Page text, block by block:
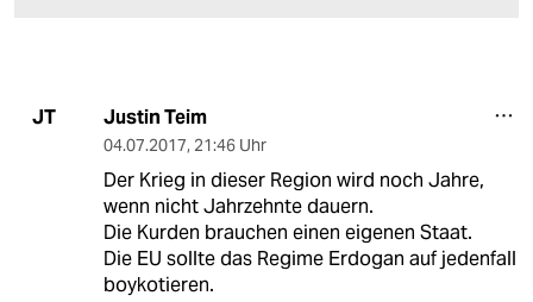
JT Justin Teim
04.07.2017, 21:46 Uhr
Der Krieg in dieser Region wird noch Jahre,
wenn nicht Jahrzehnte dauern.
Die Kurden brauchen einen eigenen Staat.
Die EU sollte das Regime Erdogan auf jedenfall
boykotieren.